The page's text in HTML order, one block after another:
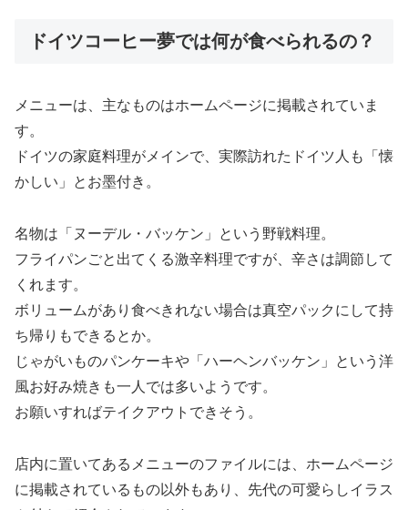
ドイツコーヒー夢では何が食べられるの？
メニューは、主なものはホームページに掲載されていま
す。
ドイツの家庭料理がメインで、実際訪れたドイツ人も「懐
かしい」とお墨付き。
名物は「ヌーデル・バッケン」という野戦料理。
フライパンごと出てくる激辛料理ですが、辛さは調節して
くれます。
ボリュームがあり食べきれない場合は真空パックにして持
ち帰りもできるとか。
じゃがいものパンケーキや「ハーヘンバッケン」という洋
風お好み焼きも一人では多いようです。
お願いすればテイクアウトできそう。
店内に置いてあるメニューのファイルには、ホームページ
に掲載されているもの以外もあり、先代の可愛らしイラス